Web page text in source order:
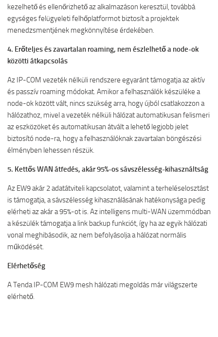
kezelhető és ellenőrizhető az alkalmazáson keresztül, továbbá
egységes felügyeleti felhőplatformot biztosít a projektek
menedzsmentjének megkönnyítése érdekében.
4. Erőteljes és zavartalan roaming, nem észlelhető a node-ok
közötti átkapcsolás
Az IP-COM vezeték nélküli rendszere egyaránt támogatja az aktív
és passzív roaming módokat. Amikor a felhasználók készüléke a
node-ok között vált, nincs szükség arra, hogy újból csatlakozzon a
hálózathoz, mivel a vezeték nélküli hálózat automatikusan felismeri
az eszközöket és automatikusan átvált a lehető legjobb jelet
biztosító node-ra, hogy a felhasználóknak zavartalan böngészési
élményben lehessen részük.
5. Kettős WAN átfedés, akár 95%-os sávszélesség-kihasználtság
Az EW9 akár 2 adatátviteli kapcsolatot, valamint a terheléselosztást
is támogatja, a sávszélesség kihasználásának hatékonysága pedig
elérheti az akár a 95%-ot is. Az intelligens multi-WAN üzemmódban
a készülék támogatja a link backup funkciót, így ha az egyik hálózati
vonal meghibásodik, az nem befolyásolja a hálózat normális
működését.
Elérhetőség
A Tenda IP-COM EW9 mesh hálózati megoldás már világszerte
elérhető.